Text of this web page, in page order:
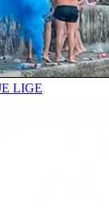
LIGE